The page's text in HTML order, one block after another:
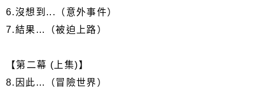
6.沒想到...（意外事件）
7.結果...（被迫上路）
【第二幕 (上集)】
8.因此...（冒險世界）